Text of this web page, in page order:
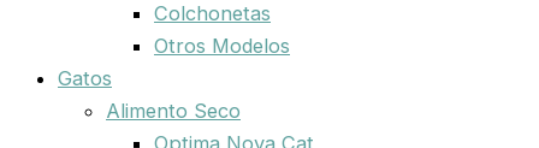
Colchonetas
Otros Modelos
Gatos
Alimento Seco